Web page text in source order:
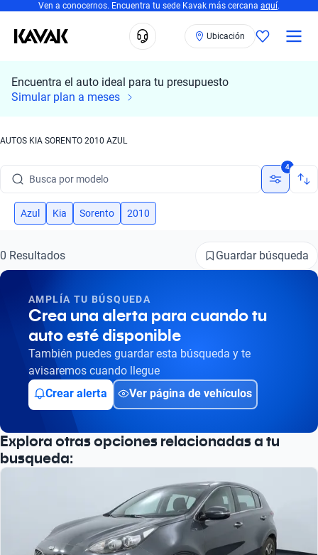
Ven a conocernos. Encuentra tu sede Kavak más cercana aquí.
Ubicación
Encuentra el auto ideal para tu presupuesto
Simular plan a meses
AUTOS KIA SORENTO 2010 AZUL
Busca por modelo
Busca por versión
Busca por marca
Busca por modelo
Busca por versión
Busca por año
4
Azul Kia Sorento 2010
0 Resultados Guardar búsqueda
AMPLÍA TU BÚSQUEDA
Crea una alerta para cuando tu
auto esté disponible
También puedes guardar esta búsqueda y te
avisaremos cuando llegue
Crear alerta
Ver página de vehículos
Explora otras opciones relacionadas a tu
busqueda: